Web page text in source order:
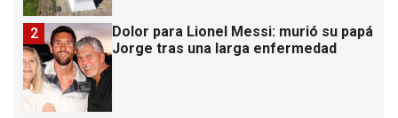
Dolor para Lionel Messi: murió su papá
Jorge tras una larga enfermedad
2